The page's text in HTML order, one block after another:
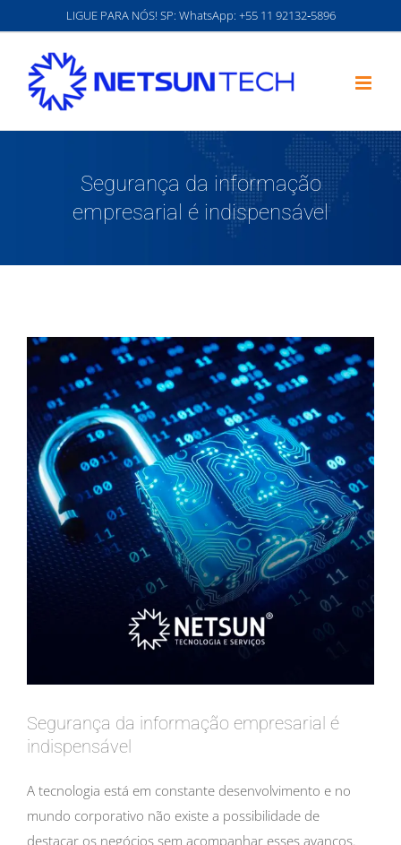
para
conteúdo
LIGUE PARA NÓS! SP: WhatsApp: ‪+55 11 92132‑5896‬
Segurança da informação
empresarial é indispensável
Segurança da informação empresarial é
indispensável
A tecnologia está em constante desenvolvimento e no
mundo corporativo não existe a possibilidade de
destacar os negócios sem acompanhar esses avanços.